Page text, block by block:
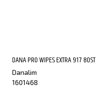
DANA PRO WIPES EXTRA 917 80ST
Danalim
1601468